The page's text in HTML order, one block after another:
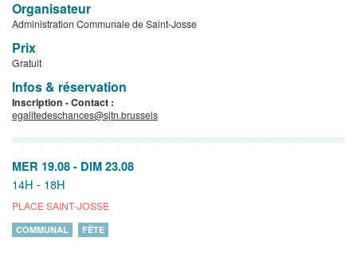
Organisateur
Administration Communale de Saint-Josse
Prix
Gratuit
Infos & réservation
Inscription - Contact :
egalitedeschances@sjtn.brussels
MER 19.08 - DIM 23.08
14H - 18H
PLACE SAINT-JOSSE
COMMUNAL FÊTE